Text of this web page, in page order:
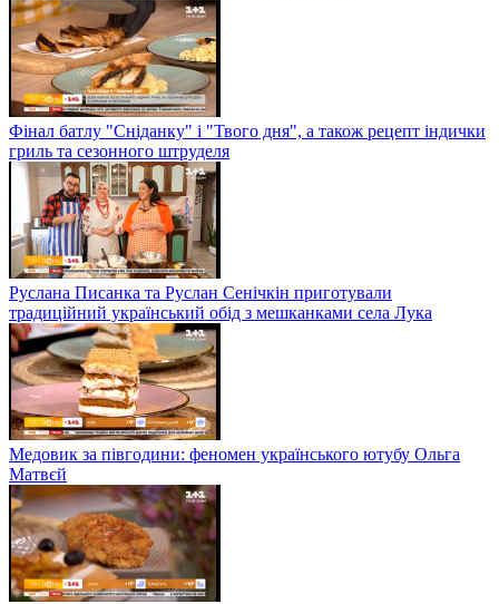
Фінал батлу "Сніданку" і "Твого дня", а також рецепт індички
гриль та сезонного штруделя
Руслана Писанка та Руслан Сенічкін приготували
традиційний український обід з мешканками села Лука
Медовик за півгодини: феномен українського ютубу Ольга
Матвєй